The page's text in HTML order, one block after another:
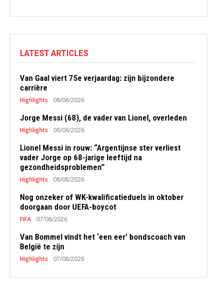
LATEST ARTICLES
Van Gaal viert 75e verjaardag: zijn bijzondere
carrière
Highlights 08/08/2026
Jorge Messi (68), de vader van Lionel, overleden
Highlights 08/08/2026
Lionel Messi in rouw: “Argentijnse ster verliest
vader Jorge op 68-jarige leeftijd na
gezondheidsproblemen”
Highlights 08/08/2026
Nog onzeker of WK-kwalificatieduels in oktober
doorgaan door UEFA-boycot
FIFA 07/08/2026
Van Bommel vindt het ‘een eer’ bondscoach van
België te zijn
Highlights 07/08/2026